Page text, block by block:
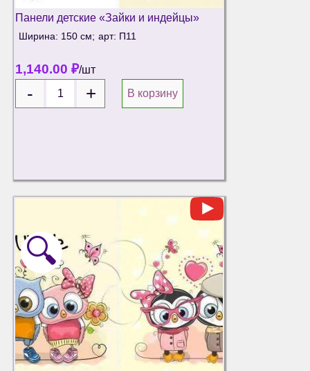
Панели детские «Зайки и индейцы»
Ширина: 150 см; арт: П11
1,140.00 ₽/шт
В корзину
🔍